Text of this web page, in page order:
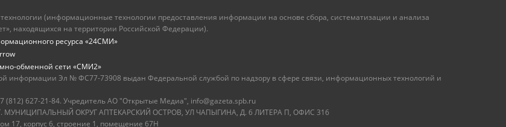
(информационные технологии предоставления информации на основе сбора, систематизации и анализа
находящихся на территории Российской Федерации).
ресурса «24СМИ»
обменной сети «СМИ2»
информации Эл № ФС77-73908 выдан Федеральной службой по надзору в сфере связи, информационных технологий и
(812) 627-21-84. Учредитель АО "Открытые Медиа", info@gazeta.spb.ru
МУНИЦИПАЛЬНЫЙ ОКРУГ АПТЕКАРСКИЙ ОСТРОВ, УЛ ЧАПЫГИНА, Д. 6 ЛИТЕРА П, ОФИС 316
17, корпус 6, строение 1, помещение 67Н